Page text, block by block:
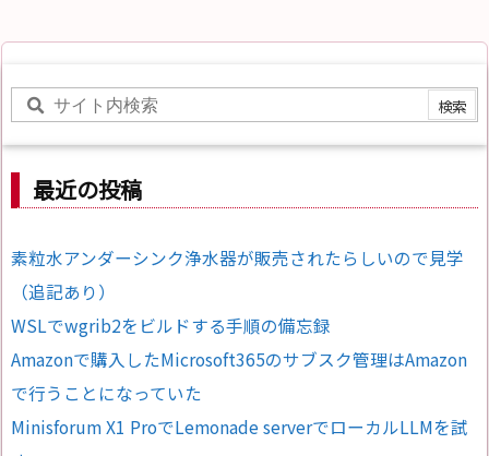
最近の投稿
素粒水アンダーシンク浄水器が販売されたらしいので見学
（追記あり）
WSLでwgrib2をビルドする手順の備忘録
Amazonで購入したMicrosoft365のサブスク管理はAmazon
で行うことになっていた
Minisforum X1 ProでLemonade serverでローカルLLMを試